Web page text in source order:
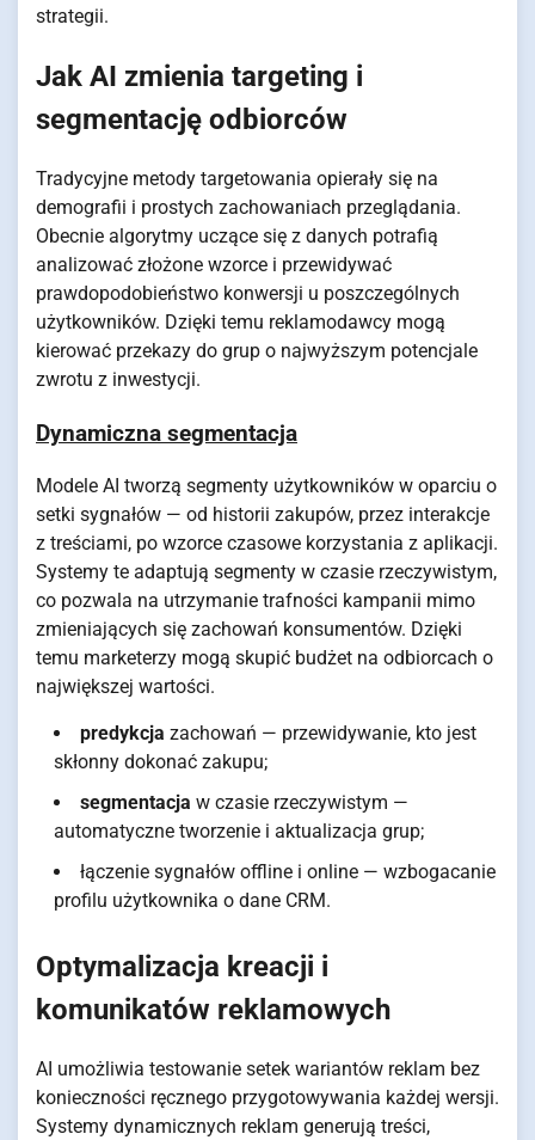
strategii.
Jak AI zmienia targeting i
segmentację odbiorców
Tradycyjne metody targetowania opierały się na
demografii i prostych zachowaniach przeglądania.
Obecnie algorytmy uczące się z danych potrafią
analizować złożone wzorce i przewidywać
prawdopodobieństwo konwersji u poszczególnych
użytkowników. Dzięki temu reklamodawcy mogą
kierować przekazy do grup o najwyższym potencjale
zwrotu z inwestycji.
Dynamiczna segmentacja
Modele AI tworzą segmenty użytkowników w oparciu o
setki sygnałów — od historii zakupów, przez interakcje
z treściami, po wzorce czasowe korzystania z aplikacji.
Systemy te adaptują segmenty w czasie rzeczywistym,
co pozwala na utrzymanie trafności kampanii mimo
zmieniających się zachowań konsumentów. Dzięki
temu marketerzy mogą skupić budżet na odbiorcach o
największej wartości.
predykcja zachowań — przewidywanie, kto jest
skłonny dokonać zakupu;
segmentacja w czasie rzeczywistym —
automatyczne tworzenie i aktualizacja grup;
łączenie sygnałów offline i online — wzbogacanie
profilu użytkownika o dane CRM.
Optymalizacja kreacji i
komunikatów reklamowych
AI umożliwia testowanie setek wariantów reklam bez
konieczności ręcznego przygotowywania każdej wersji.
Systemy dynamicznych reklam generują treści,